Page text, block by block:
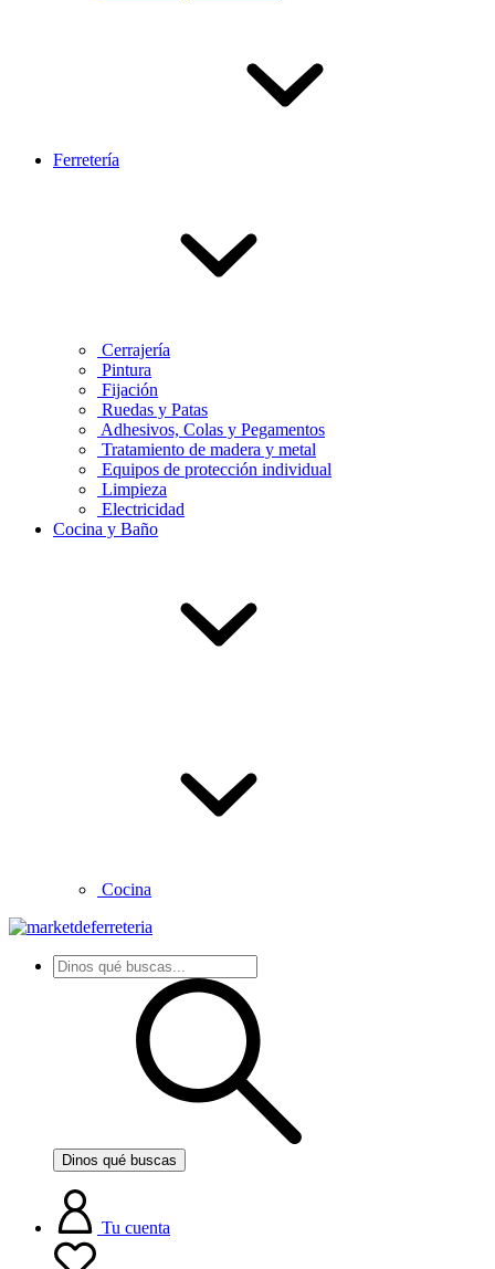
Ferretería
Cerrajería
Pintura
Fijación
Ruedas y Patas
Adhesivos, Colas y Pegamentos
Tratamiento de madera y metal
Equipos de protección individual
Limpieza
Electricidad
Cocina y Baño
Cocina
Dinos qué buscas
Tu cuenta